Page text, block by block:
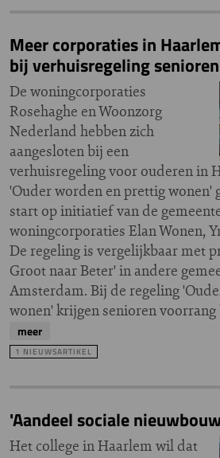
Meer corporaties in
bij verhuisregeling senioren
De woningcorporaties
Rosehaghe en Woonzorg
Nederland hebben zich
aangesloten bij een
verhuisregeling voor ouderen in
'Ouder worden en prettig wonen'
start op initiatief van de
woningcorporaties Elan Wonen,
De regeling is vergelijkbaar met
Groot naar Beter' in andere
Amsterdam. Bij de regeling
wonen' krijgen senioren
meer
1 NIEUWSARTIKEL
'Aandeel sociale
Het college in Haarlem wil dat